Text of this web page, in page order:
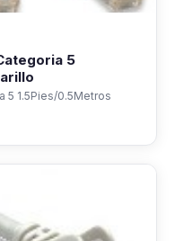
5
5 1.5Pies/0.5Metros